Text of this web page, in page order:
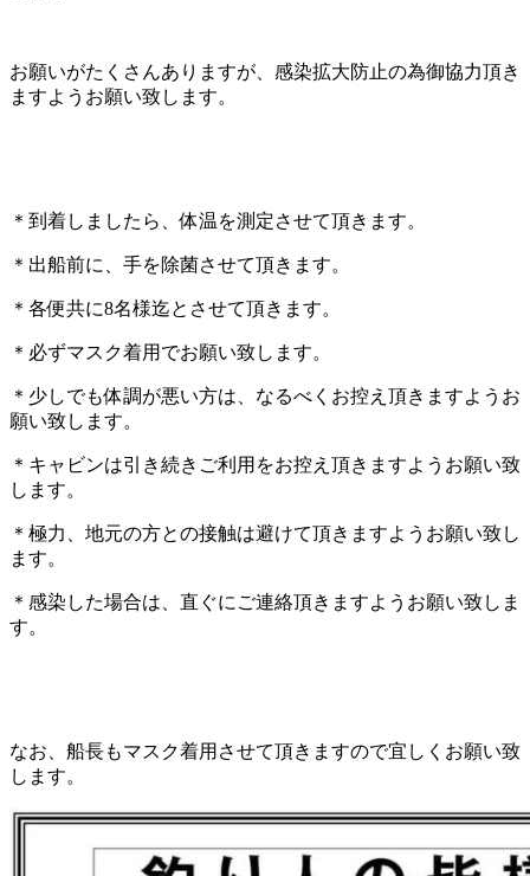
お願いがたくさんありますが、感染拡大防止の為御協力頂き
ますようお願い致します。
＊到着しましたら、体温を測定させて頂きます。
＊出船前に、手を除菌させて頂きます。
＊各便共に8名様迄とさせて頂きます。
＊必ずマスク着用でお願い致します。
＊少しでも体調が悪い方は、なるべくお控え頂きますようお
願い致します。
＊キャビンは引き続きご利用をお控え頂きますようお願い致
します。
＊極力、地元の方との接触は避けて頂きますようお願い致し
ます。
＊感染した場合は、直ぐにご連絡頂きますようお願い致しま
す。
なお、船長もマスク着用させて頂きますので宜しくお願い致
します。